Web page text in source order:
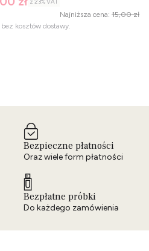
z 23%VAT
Najniższa cena: 15,00 zł
kosztów dostawy.
Bezpieczne płatności
Oraz wiele form płatności
Bezpłatne próbki
Do każdego zamówienia